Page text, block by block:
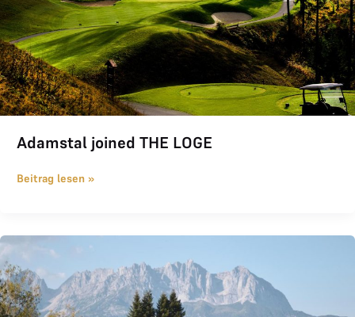
Adamstal joined THE LOGE
Beitrag lesen »
Kitzbühel Schwarzsee Golfplatz – Neuer THE LOGE Partner